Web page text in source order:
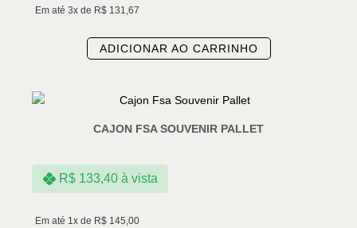
Em até 3x de R$ 131,67
ADICIONAR AO CARRINHO
CAJON FSA SOUVENIR PALLET
Em até 1x de R$ 145,00
R$133,40 à vista